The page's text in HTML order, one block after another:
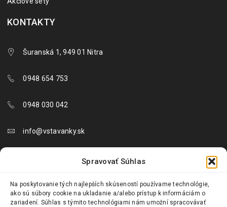
Spravovať Súhlas
Na poskytovanie tých najlepších skúseností používame technológie,
ako sú súbory cookie na ukladanie a/alebo prístup k informáciám o
zariadení. Súhlas s týmito technológiami nám umožní spracovávať
KONTAKTY
Šuranská 1, 949 01 Nitra
0948 654 753
0948 030 042
info@vstavanky.sk
objednavky@vstavanky.sk
reklamacie@vstavanky.sk